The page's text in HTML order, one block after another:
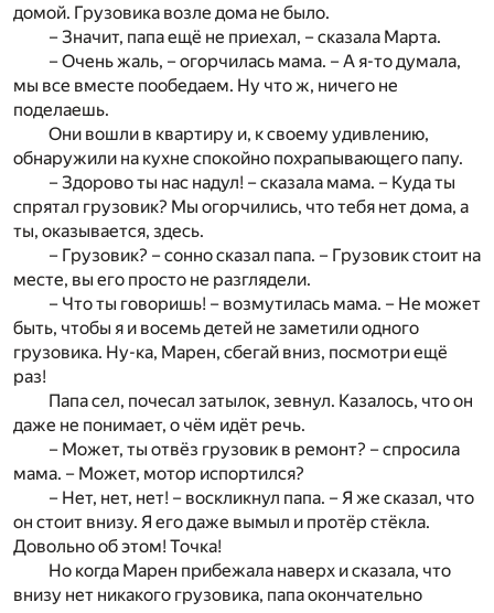
домой. Грузовика возле дома не было.
– Значит, папа ещё не приехал, – сказала Марта.
– Очень жаль, – огорчилась мама. – А я-то думала,
мы все вместе пообедаем. Ну что ж, ничего не
поделаешь.
Они вошли в квартиру и, к своему удивлению,
обнаружили на кухне спокойно похрапывающего папу.
– Здорово ты нас надул! – сказала мама. – Куда ты
спрятал грузовик? Мы огорчились, что тебя нет дома, а
ты, оказывается, здесь.
– Грузовик? – сонно сказал папа. – Грузовик стоит на
месте, вы его просто не разглядели.
– Что ты говоришь! – возмутилась мама. – Не может
быть, чтобы я и восемь детей не заметили одного
грузовика. Ну-ка, Марен, сбегай вниз, посмотри ещё
раз!
Папа сел, почесал затылок, зевнул. Казалось, что он
даже не понимает, о чём идёт речь.
– Может, ты отвёз грузовик в ремонт? – спросила
мама. – Может, мотор испортился?
– Нет, нет, нет! – воскликнул папа. – Я же сказал, что
он стоит внизу. Я его даже вымыл и протёр стёкла.
Довольно об этом! Точка!
Но когда Марен прибежала наверх и сказала, что
внизу нет никакого грузовика, папа окончательно